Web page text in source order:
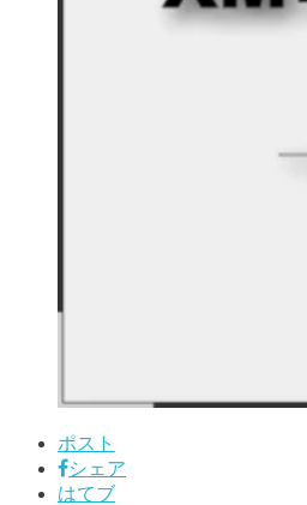
ポスト
シェア
はてブ